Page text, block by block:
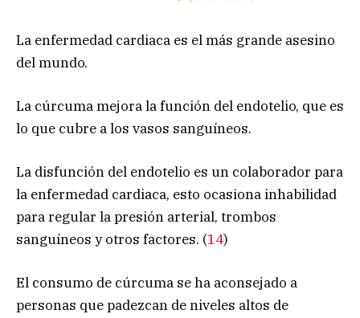
La enfermedad cardiaca es el más grande asesino
del mundo.
La cúrcuma mejora la función del endotelio, que es
lo que cubre a los vasos sanguíneos.
La disfunción del endotelio es un colaborador para
la enfermedad cardiaca, esto ocasiona inhabilidad
para regular la presión arterial, trombos
sanguíneos y otros factores. (14)
El consumo de cúrcuma se ha aconsejado a
personas que padezcan de niveles altos de